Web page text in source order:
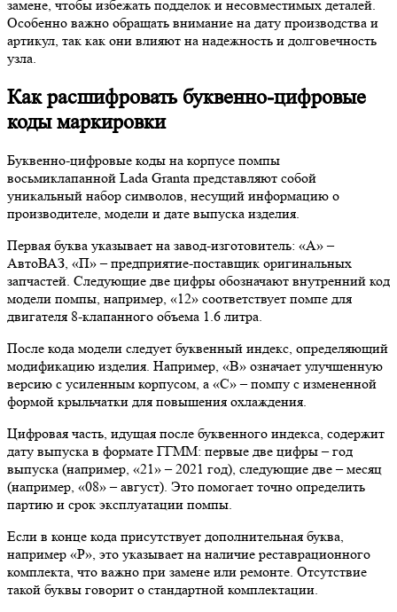
замене, чтобы избежать подделок и несовместимых деталей.
Особенно важно обращать внимание на дату производства и
артикул, так как они влияют на надежность и долговечность
узла.
Как расшифровать буквенно-цифровые
коды маркировки
Буквенно-цифровые коды на корпусе помпы
восьмиклапанной Lada Granta представляют собой
уникальный набор символов, несущий информацию о
производителе, модели и дате выпуска изделия.
Первая буква указывает на завод-изготовитель: «А» –
АвтоВАЗ, «П» – предприятие-поставщик оригинальных
запчастей. Следующие две цифры обозначают внутренний код
модели помпы, например, «12» соответствует помпе для
двигателя 8-клапанного объема 1.6 литра.
После кода модели следует буквенный индекс, определяющий
модификацию изделия. Например, «В» означает улучшенную
версию с усиленным корпусом, а «С» – помпу с измененной
формой крыльчатки для повышения охлаждения.
Цифровая часть, идущая после буквенного индекса, содержит
дату выпуска в формате ГГММ: первые две цифры – год
выпуска (например, «21» – 2021 год), следующие две – месяц
(например, «08» – август). Это помогает точно определить
партию и срок эксплуатации помпы.
Если в конце кода присутствует дополнительная буква,
например «Р», это указывает на наличие реставрационного
комплекта, что важно при замене или ремонте. Отсутствие
такой буквы говорит о стандартной комплектации.